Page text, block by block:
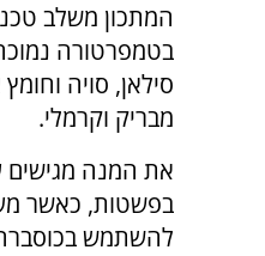
המתכון משלב
בטמפרטורה
סילאן, סויה
מבריק וקרמלי.
את המנה
בפשטות, כאשר מעל
להשתמש